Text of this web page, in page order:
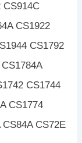
CS914C
CS1922
CS1792
CS1744
CS1774
CS72E